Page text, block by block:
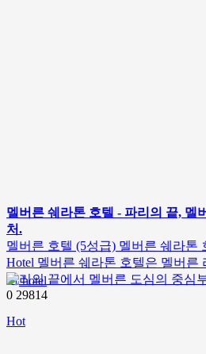
멜버른 쉐라톤 호텔 - 파리의 끝, 멜
처.
멜버른 호텔 (5성급) 멜버른 쉐라톤
Hotel 멜버른 쉐라톤 호텔은 멜버른
파리의 끝에서 멜버른 도심의 중심
hotel
0 29814
Hot